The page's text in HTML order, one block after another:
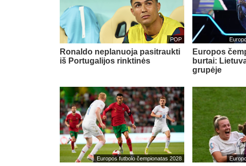
POP
Ronaldo neplanuoja pasitraukti
iš Portugalijos rinktinės
Europos
burtai:
grupėje
Europos futbolo čempionatas 2028